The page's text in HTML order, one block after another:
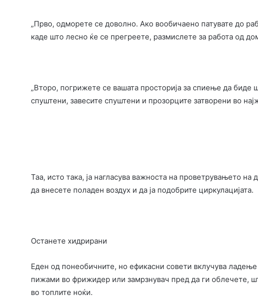
„Прво, одморете се доволно. Ако вообичаено патувате до
каде што лесно ќе се прегреете, размислете за работа од
„Второ, погрижете се вашата просторија за спиење да
спуштени, завесите спуштени и прозорците затворени во
Таа, исто така, ја нагласува важноста на проветрувањето на
да внесете поладен воздух и да ја подобрите циркулацијата.
Останете хидрирани
Еден од понеобичните, но ефикасни совети вклучува
пижами во фрижидер или замрзнувач пред да ги облечете,
во топлите ноќи.